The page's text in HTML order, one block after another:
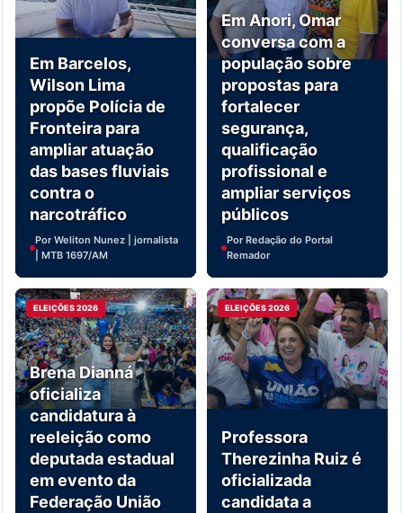
Em Barcelos,
Wilson Lima
propõe Polícia de
Fronteira para
ampliar atuação
das bases fluviais
contra o
narcotráfico
Por Weliton Nunez | jornalista
| MTB 1697/AM
Em Anori, Omar
conversa com a
população sobre
propostas para
fortalecer
segurança,
qualificação
profissional e
ampliar serviços
públicos
Por Redação do Portal
Remador
ELEIÇÕES 2026
Brena Dianná
oficializa
candidatura à
reeleição como
deputada estadual
em evento da
Federação União
ELEIÇÕES 2026
Professora
Therezinha Ruiz é
oficializada
candidata a